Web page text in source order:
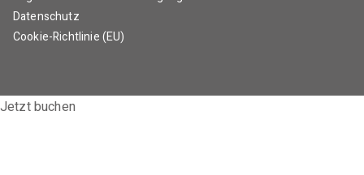
Datenschutz
Cookie-Richtlinie (EU)
Jetzt buchen